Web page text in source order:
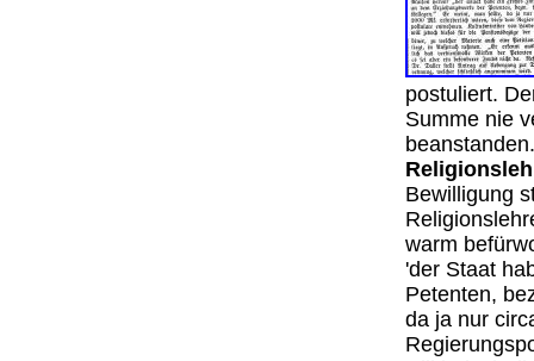
postuliert.
Summe nie
Bewilligung
warm
'der Staat
Petenten,
da ja nur